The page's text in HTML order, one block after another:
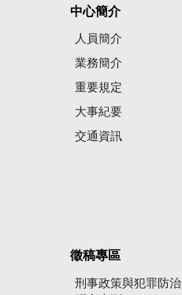
中心簡介
人員簡介
業務簡介
重要規定
大事紀要
交通資訊
徵稿專區
刑事政策與犯罪防治